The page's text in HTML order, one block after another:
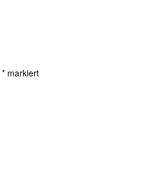
* markiert